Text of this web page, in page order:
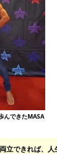
んできたMASA
できれば、人